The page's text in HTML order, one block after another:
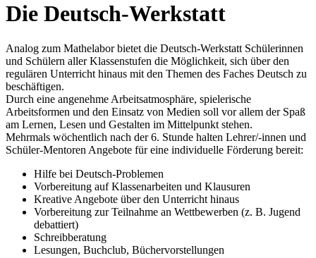
Die Deutsch-Werkstatt
Analog zum Mathelabor bietet die Deutsch-Werkstatt Schülerinnen
und Schülern aller Klassenstufen die Möglichkeit, sich über den
regulären Unterricht hinaus mit den Themen des Faches Deutsch zu
beschäftigen.
Durch eine angenehme Arbeitsatmosphäre, spielerische
Arbeitsformen und den Einsatz von Medien soll vor allem der Spaß
am Lernen, Lesen und Gestalten im Mittelpunkt stehen.
Mehrmals wöchentlich nach der 6. Stunde halten Lehrer/-innen und
Schüler-Mentoren Angebote für eine individuelle Förderung bereit:
Hilfe bei Deutsch-Problemen
Vorbereitung auf Klassenarbeiten und Klausuren
Kreative Angebote über den Unterricht hinaus
Vorbereitung zur Teilnahme an Wettbewerben (z. B. Jugend
debattiert)
Schreibberatung
Lesungen, Buchclub, Büchervorstellungen